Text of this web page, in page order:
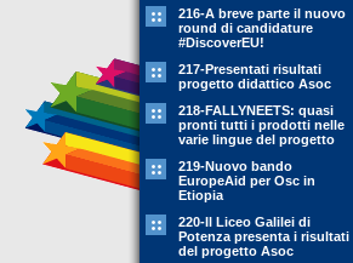
216-A breve parte il nuovo
round di candidature
#DiscoverEU!
217-Presentati risultati
progetto didattico Asoc
218-FALLYNEETS: quasi
pronti tutti i prodotti nelle
varie lingue del progetto
219-Nuovo bando
EuropeAid per Osc in
Etiopia
220-Il Liceo Galilei di
Potenza presenta i risultati
del progetto Asoc